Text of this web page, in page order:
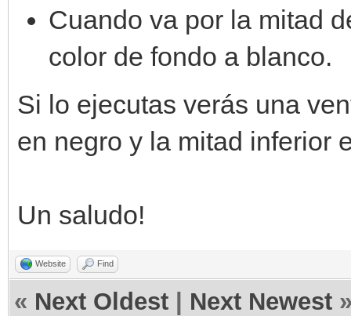
# crea ventana y
window =
while
Cuando va por la mitad
color de fondo a blanco.
Si lo ejecutas verás una
en negro y la mitad inferior
Un saludo!
Website Find
« Next Oldest Next Newest